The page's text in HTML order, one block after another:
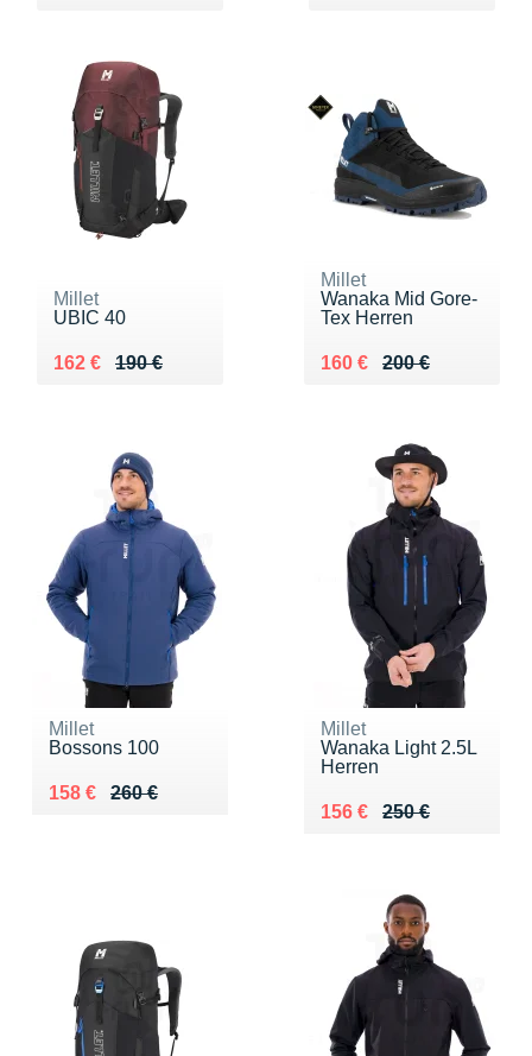
Millet
UBIC 40
190 €
Au lieu de 190 €
162 €
Vendu 162 €
Millet
Wanaka Mid Gore-
Tex Herren
200 €
Au lieu de 200 €
160 €
Vendu 160 €
Millet
Bossons 100
260 €
Au lieu de 260 €
158 €
Vendu 158 €
Millet
Wanaka Light 2.5L
Herren
250 €
Au lieu de 250 €
156 €
Vendu 156 €